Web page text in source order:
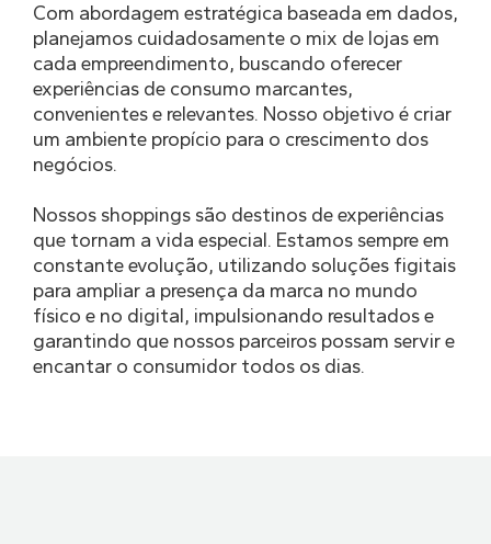
Com abordagem estratégica baseada em dados,
planejamos cuidadosamente o mix de lojas em
cada empreendimento, buscando oferecer
experiências de consumo marcantes,
convenientes e relevantes. Nosso objetivo é criar
um ambiente propício para o crescimento dos
negócios.
Nossos shoppings são destinos de experiências
que tornam a vida especial. Estamos sempre em
constante evolução, utilizando soluções figitais
para ampliar a presença da marca no mundo
físico e no digital, impulsionando resultados e
garantindo que nossos parceiros possam servir e
encantar o consumidor todos os dias.